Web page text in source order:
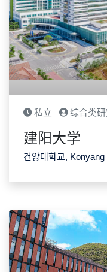
私立 综合类
建阳大学
건양대학교,